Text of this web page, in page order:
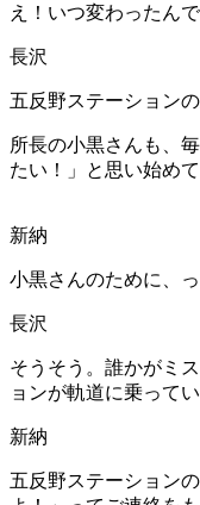
え！いつ変わったん
長沢
五反野ステーション
所長の小黒さんも、
たい！」と思い始めて
新納
小黒さんのために、
長沢
そうそう。誰かがミ
ョンが軌道に乗って
新納
五反野ステーション